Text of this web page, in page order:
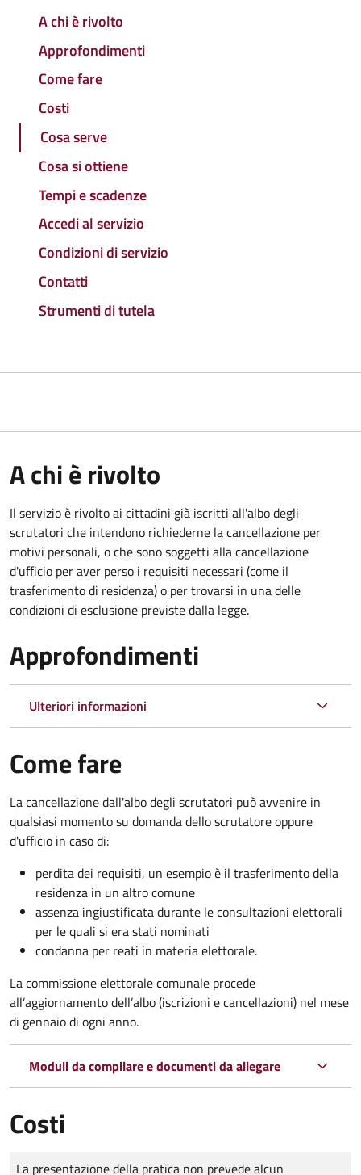
A chi è rivolto
Approfondimenti
Come fare
Costi
Cosa serve
Cosa si ottiene
Tempi e scadenze
Accedi al servizio
Condizioni di servizio
Contatti
Strumenti di tutela
A chi è rivolto
Il servizio è rivolto ai cittadini già iscritti all'albo degli
scrutatori che intendono richiederne la cancellazione per
motivi personali, o che sono soggetti alla cancellazione
d'ufficio per aver perso i requisiti necessari (come il
trasferimento di residenza) o per trovarsi in una delle
condizioni di esclusione previste dalla legge.
Approfondimenti
Ulteriori informazioni
Come fare
La cancellazione dall'albo degli scrutatori può avvenire in
qualsiasi momento su domanda dello scrutatore oppure
d'ufficio in caso di:
perdita dei requisiti, un esempio è il trasferimento della
residenza in un altro comune
assenza ingiustificata durante le consultazioni elettorali
per le quali si era stati nominati
condanna per reati in materia elettorale.
La commissione elettorale comunale procede
all’aggiornamento dell’albo (iscrizioni e cancellazioni) nel mese
di gennaio di ogni anno.
Moduli da compilare e documenti da allegare
Costi
Tipo di pagamento
Importo
La presentazione della pratica non prevede alcun